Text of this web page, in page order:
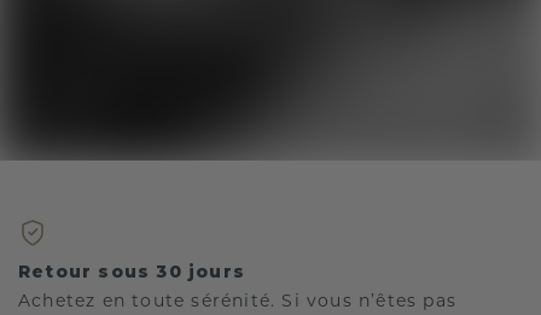
Retour sous 30 jours
Achetez en toute sérénité. Si vous n’êtes pas